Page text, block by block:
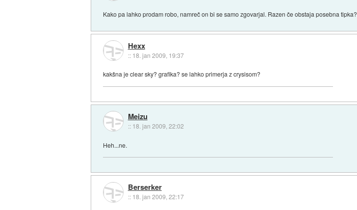
Kako pa lahko prodam robo, namreč on bi se samo zgovarjal. Razen če obstaja posebna tipka?
Hexx
:: 18. jan 2009, 19:37
kakšna je clear sky? grafika? se lahko primerja z crysisom?
Meizu
:: 18. jan 2009, 22:02
Heh...ne.
Berserker
:: 18. jan 2009, 22:17